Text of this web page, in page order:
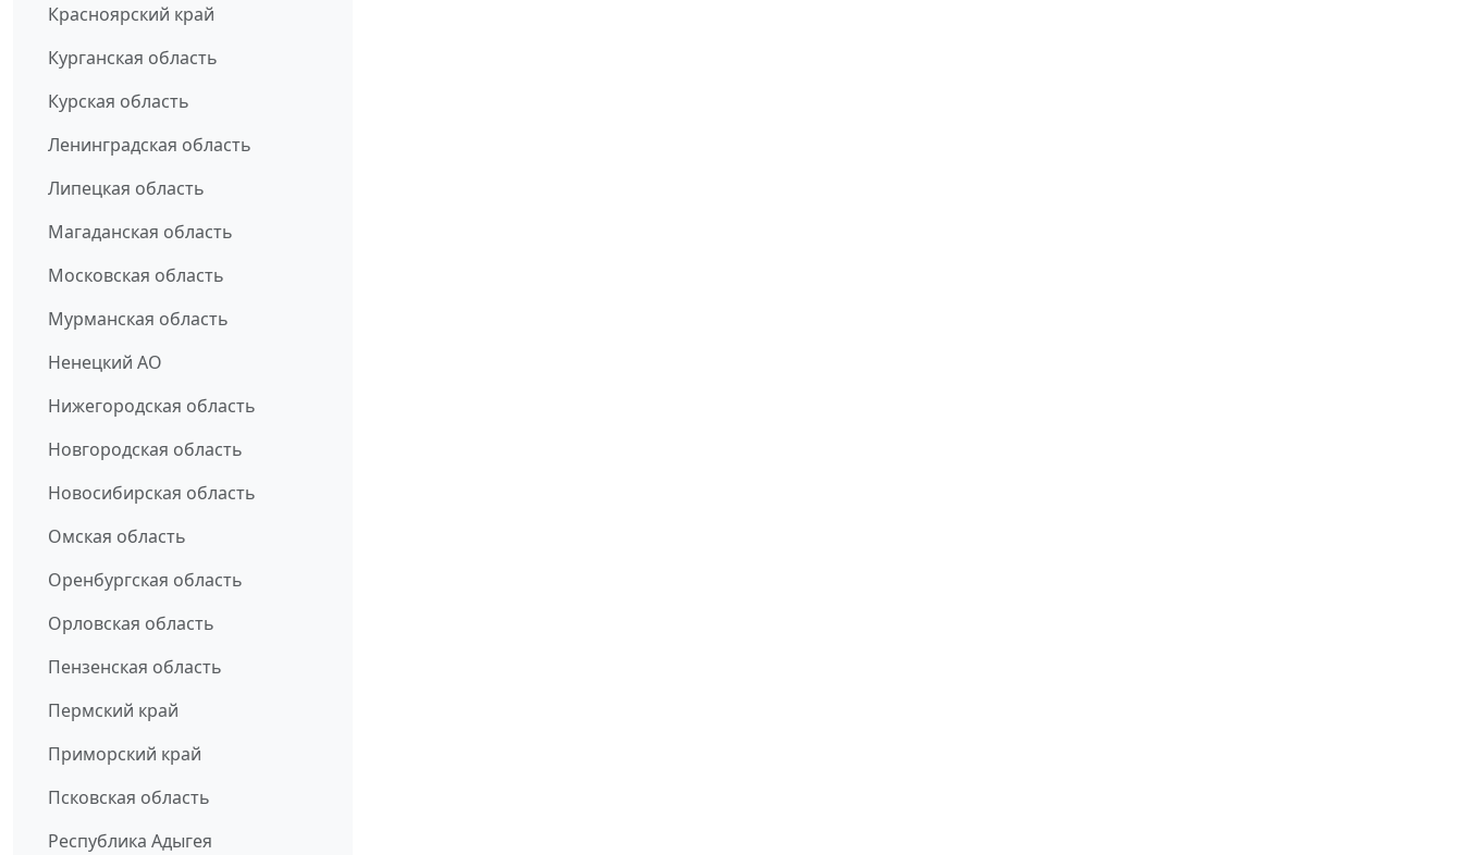
Красноярский край
Курганская область
Курская область
Ленинградская область
Липецкая область
Магаданская область
Московская область
Мурманская область
Ненецкий АО
Нижегородская область
Новгородская область
Новосибирская область
Омская область
Оренбургская область
Орловская область
Пензенская область
Пермский край
Приморский край
Псковская область
Республика Адыгея